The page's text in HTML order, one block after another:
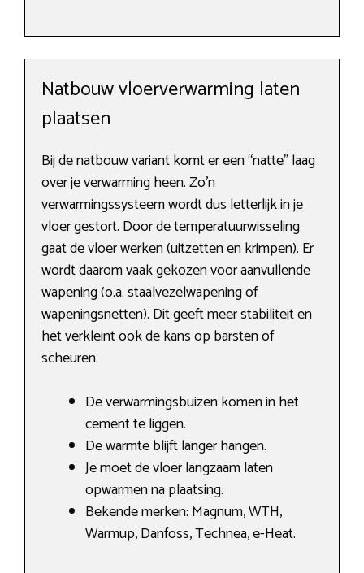
Natbouw vloerverwarming laten
plaatsen
Bij de natbouw variant komt er een “natte” laag
over je verwarming heen. Zo’n
verwarmingssysteem wordt dus letterlijk in je
vloer gestort. Door de temperatuurwisseling
gaat de vloer werken (uitzetten en krimpen). Er
wordt daarom vaak gekozen voor aanvullende
wapening (o.a. staalvezelwapening of
wapeningsnetten). Dit geeft meer stabiliteit en
het verkleint ook de kans op barsten of
scheuren.
De verwarmingsbuizen komen in het
cement te liggen.
De warmte blijft langer hangen.
Je moet de vloer langzaam laten
opwarmen na plaatsing.
Bekende merken: Magnum, WTH,
Warmup, Danfoss, Technea, e-Heat.